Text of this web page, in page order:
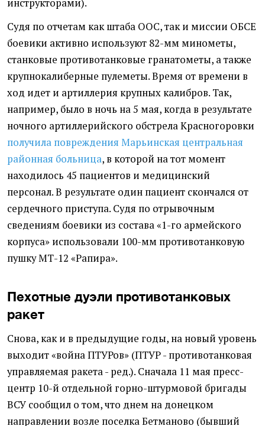
инструкторами).
Судя по отчетам как штаба ООС, так и миссии ОБСЕ
боевики активно используют 82-мм минометы,
станковые противотанковые гранатометы, а также
крупнокалиберные пулеметы. Время от времени в
ход идет и артиллерия крупных калибров. Так,
например, было в ночь на 5 мая, когда в результате
ночного артиллерийского обстрела Красногоровки
получила повреждения Марьинская центральная
районная больница, в которой на тот момент
находилось 45 пациентов и медицинский
персонал. В результате один пациент скончался от
сердечного приступа. Судя по отрывочным
сведениям боевики из состава «1-го армейского
корпуса» использовали 100-мм противотанковую
пушку МТ-12 «Рапира».
Пехотные дуэли противотанковых
ракет
Снова, как и в предыдущие годы, на новый уровень
выходит «война ПТУРов» (ПТУР - противотанковая
управляемая ракета - ред.). Сначала 11 мая пресс-
центр 10-й отдельной горно-штурмовой бригады
ВСУ сообщил о том, что днем на донецком
направлении возле поселка Бетманово (бывший